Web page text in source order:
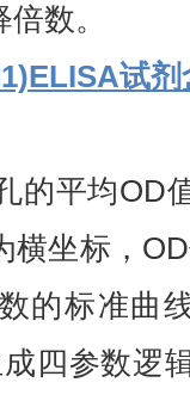
数。
试剂
的平均OD
横坐标，
的标准曲
四参数逻